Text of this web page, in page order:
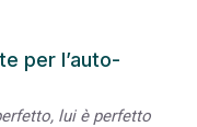
per l’auto-
lui è perfetto